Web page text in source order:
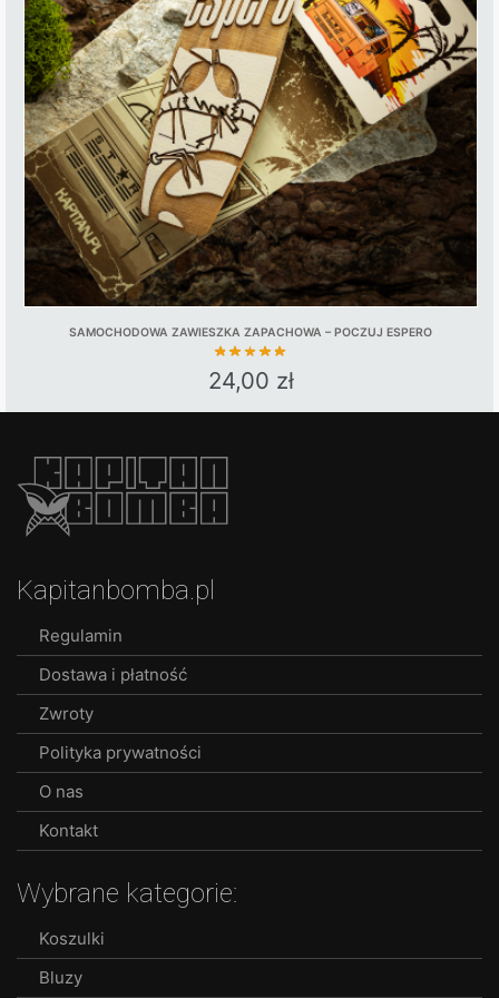
SAMOCHODOWA ZAWIESZKA ZAPACHOWA – POCZUJ ESPERO
24,00 zł
Kapitanbomba.pl
Regulamin
Dostawa i płatność
Zwroty
Polityka prywatności
O nas
Kontakt
Wybrane kategorie:
Koszulki
Bluzy